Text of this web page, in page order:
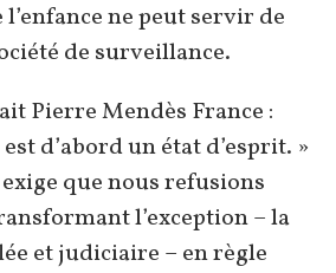
ne peut servir de
de surveillance.
Pierre Mendès France :
d’abord un état d’esprit. »
que nous refusions
l’exception – la
et judiciaire – en règle